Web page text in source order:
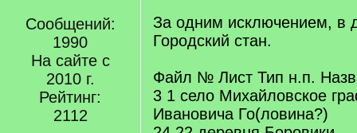
Сообщений:
1990
На сайте с
2010 г.
Рейтинг:
2112
За одним исключением, в
Городский стан.
Файл № Лист Тип н.п.
3 1 село Михайловское
Ивановича Го(ловина?)